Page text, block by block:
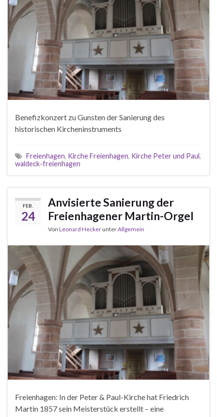
Benefizkonzert zu Gunsten der Sanierung des
historischen Kircheninstruments
Freienhagen, Kirche Freienhagen, Kirche Peter und Paul,
waldeck-freienhagen
FEB.
24
Anvisierte Sanierung der
Freienhagener Martin-Orgel
Von Leonard HeckerunterAllgemein
Freienhagen: In der Peter & Paul-Kirche hat Friedrich
Martin 1857 sein Meisterstück erstellt – eine